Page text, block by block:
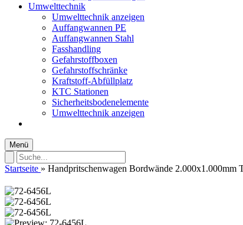
Umwelttechnik
Umwelttechnik anzeigen
Auffangwannen PE
Auffangwannen Stahl
Fasshandling
Gefahrstoffboxen
Gefahrstoffschränke
Kraftstoff-Abfüllplatz
KTC Stationen
Sicherheitsbodenelemente
Umwelttechnik anzeigen
Menü
Startseite » Handpritschenwagen Bordwände 2.000x1.000mm